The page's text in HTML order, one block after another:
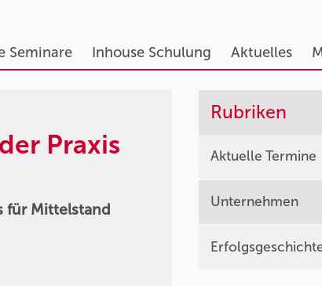
Seminare Inhouse Schulung Aktuelles
Praxis
für Mittelstand
Rubriken
Aktuelle Termine
Unternehmen